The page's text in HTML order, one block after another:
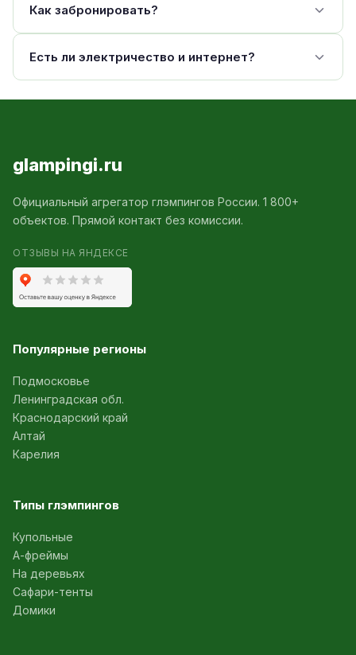
Как забронировать?
Есть ли электричество и интернет?
glampingi.ru
Официальный агрегатор глэмпингов России. 1 800+
объектов. Прямой контакт без комиссии.
ОТЗЫВЫ НА ЯНДЕКСЕ
Популярные регионы
Подмосковье
Ленинградская обл.
Краснодарский край
Алтай
Карелия
Типы глэмпингов
Купольные
А-фреймы
На деревьях
Сафари-тенты
Домики